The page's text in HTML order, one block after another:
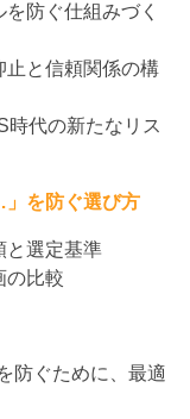
防ぐ仕組みづく
止と信頼関係の構
時代の新たなリス
を防ぐ選び方
と選定基準
の比較
防ぐために、最適